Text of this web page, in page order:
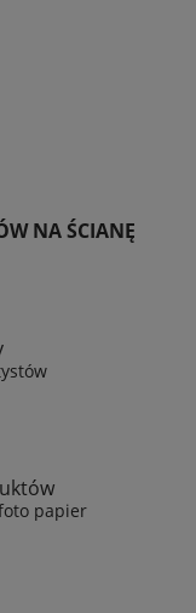
NA ŚCIANĘ
papier